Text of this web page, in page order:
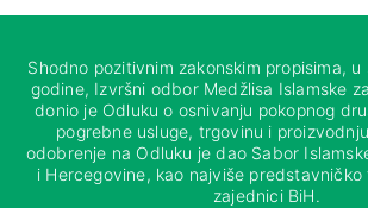
Shodno pozitivnim zakonskim propisima,
godine, Izvršni odbor Medžlisa Islamske
donio je Odluku o osnivanju pokopnog
pogrebne usluge, trgovinu i
odobrenje na Odluku je dao Sabor
i Hercegovine, kao najviše predstavničko
zajednici BiH.